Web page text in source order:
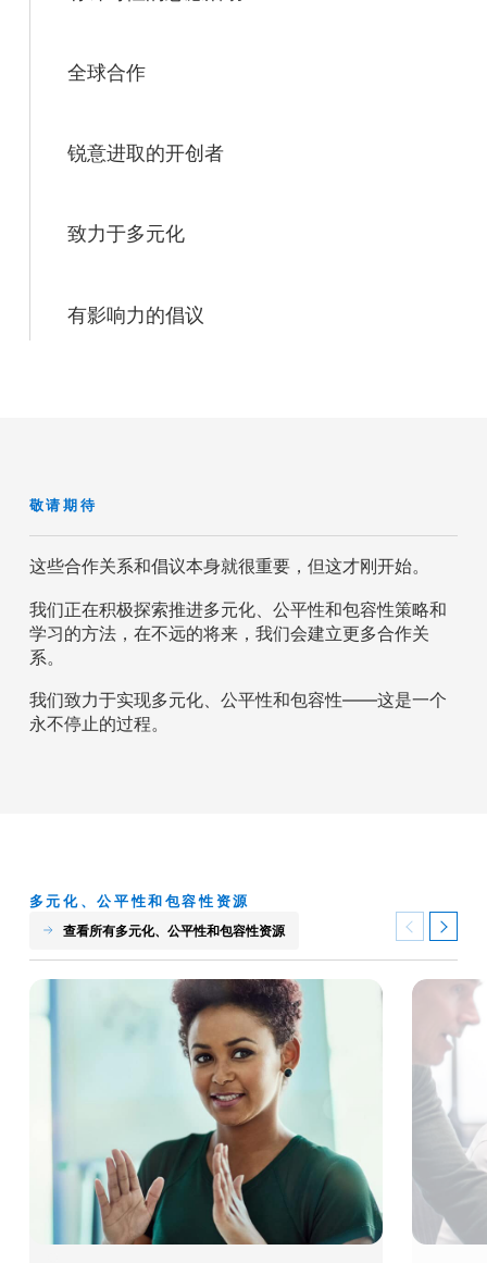
全球合作
锐意进取的开创者
致力于多元化
有影响力的倡议
敬请期待
这些合作关系和倡议本身就很重要，但这才刚开始。
我们正在积极探索推进多元化、公平性和包容性策略和
学习的方法，在不远的将来，我们会建立更多合作关
系。
我们致力于实现多元化、公平性和包容性——这是一个
永不停止的过程。
多元化、公平性和包容性资源
查看所有多元化、公平性和包容性资源 Previous
Next